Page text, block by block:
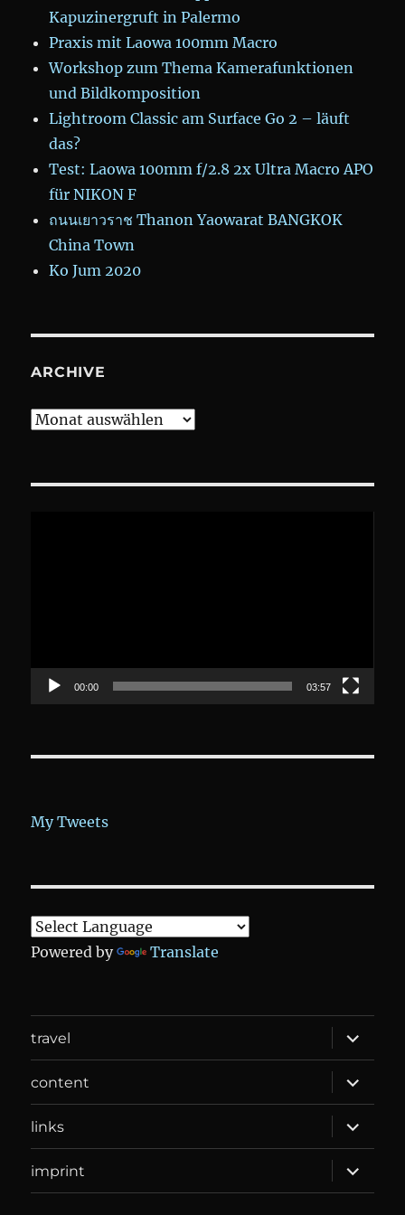
Kapuzinergruft in Palermo
Praxis mit Laowa 100mm Macro
Workshop zum Thema Kamerafunktionen
und Bildkomposition
Lightroom Classic am Surface Go 2 – läuft
das?
Test: Laowa 100mm f/2.8 2x Ultra Macro APO
für NIKON F
ถนนเยาวราช Thanon Yaowarat BANGKOK
China Town
Ko Jum 2020
ARCHIVE
Archive
00:00 03:57
My Tweets
Powered by Translate
travel
expand
child
menu
content
expand
child
menu
links
expand
child
menu
imprint
expand
child
menu